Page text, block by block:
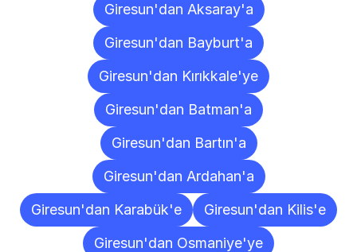
Giresun'dan Aksaray'a
Giresun'dan Bayburt'a
Giresun'dan Kırıkkale'ye
Giresun'dan Batman'a
Giresun'dan Bartın'a
Giresun'dan Ardahan'a
Giresun'dan Karabük'e
Giresun'dan Kilis'e
Giresun'dan Osmaniye'ye